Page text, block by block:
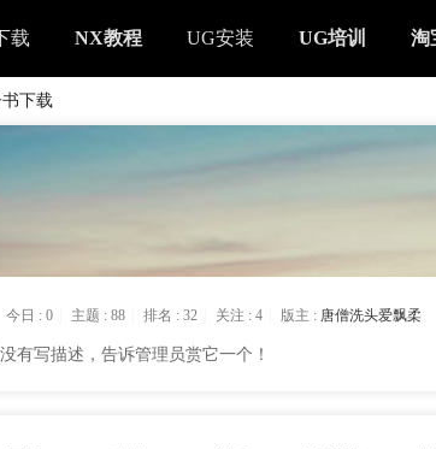
载 NX教程 UG安装 UG培训 淘
下载
今日 : 0 主题 : 88 排名 : 32 关注 : 4 版主 : 唐僧洗头爱飘柔
有写描述，告诉管理员赏它一个！